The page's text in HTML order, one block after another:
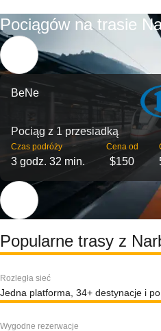
Pociągów na trasie
BeNe
Pociąg z 1 przesiadką
Czas podróży
3 godz. 32 min.
Cena od
$150
Popularne trasy z
Rozległa sieć
Jedna platforma, 34+ destynacje i
Wygodne rezerwacje